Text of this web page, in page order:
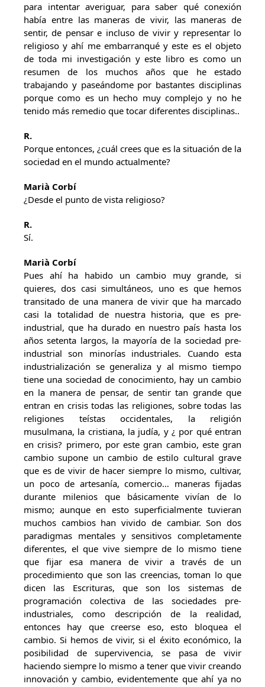
para intentar averiguar, para saber qué conexión
había entre las maneras de vivir, las maneras de
sentir, de pensar e incluso de vivir y representar lo
religioso y ahí me embarranqué y este es el objeto
de toda mi investigación y este libro es como un
resumen de los muchos años que he estado
trabajando y paseándome por bastantes disciplinas
porque como es un hecho muy complejo y no he
tenido más remedio que tocar diferentes disciplinas..
R.
Porque entonces, ¿cuál crees que es la situación de la
sociedad en el mundo actualmente?
Marià Corbí
¿Desde el punto de vista religioso?
R.
Sí.
Marià Corbí
Pues ahí ha habido un cambio muy grande, si
quieres, dos casi simultáneos, uno es que hemos
transitado de una manera de vivir que ha marcado
casi la totalidad de nuestra historia, que es pre-
industrial, que ha durado en nuestro país hasta los
años setenta largos, la mayoría de la sociedad pre-
industrial son minorías industriales. Cuando esta
industrialización se generaliza y al mismo tiempo
tiene una sociedad de conocimiento, hay un cambio
en la manera de pensar, de sentir tan grande que
entran en crisis todas las religiones, sobre todas las
religiones teístas occidentales, la religión
musulmana, la cristiana, la judía, y ¿ por qué entran
en crisis? primero, por este gran cambio, este gran
cambio supone un cambio de estilo cultural grave
que es de vivir de hacer siempre lo mismo, cultivar,
un poco de artesanía, comercio… maneras fijadas
durante milenios que básicamente vivían de lo
mismo; aunque en esto superficialmente tuvieran
muchos cambios han vivido de cambiar. Son dos
paradigmas mentales y sensitivos completamente
diferentes, el que vive siempre de lo mismo tiene
que fijar esa manera de vivir a través de un
procedimiento que son las creencias, toman lo que
dicen las Escrituras, que son los sistemas de
programación colectiva de las sociedades pre-
industriales, como descripción de la realidad,
entonces hay que creerse eso, esto bloquea el
cambio. Si hemos de vivir, si el éxito económico, la
posibilidad de supervivencia, se pasa de vivir
haciendo siempre lo mismo a tener que vivir creando
innovación y cambio, evidentemente que ahí ya no